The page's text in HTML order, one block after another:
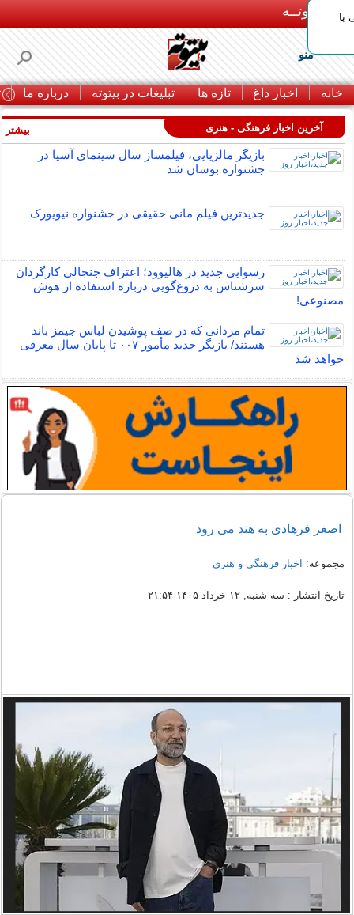
بـیتوتــه
منو
خانه اخبار داغ تازه ها تبلیغات در بیتوته درباره ما
با
آخرین اخبار فرهنگی - هنری
بازیگر مالزیایی، فیلمساز سال سینمای آسیا در
جشنواره بوسان شد
جدیدترین فیلم مانی حقیقی در جشنواره نیویورک
رسوایی جدید در هالیوود؛ اعتراف جنجالی کارگردان
سرشناس به دروغ‌گویی درباره استفاده از هوش
مصنوعی!
تمام مردانی که در صف پوشیدن لباس جیمز باند
هستند/ بازیگر جدید مأمور ۰۰۷ تا پایان سال معرفی
خواهد شد
بیشتر
اصغر فرهادی به هند می رود
مجموعه: اخبار فرهنگی و هنری
تاریخ انتشار : سه شنبه, ۱۲ خرداد ۱۴۰۵ ۲۱:۵۴